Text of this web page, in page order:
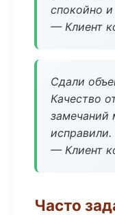
спокойно
— Клиент
Сдали
Качество
замечаний
исправили.
— Клиент
Часто